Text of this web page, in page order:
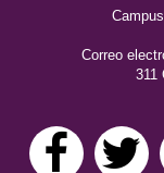
Correo
311